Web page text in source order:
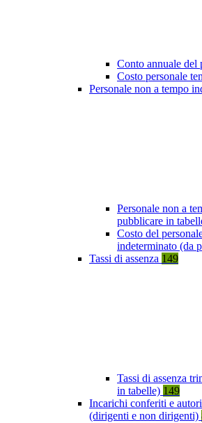
Conto annuale del
Costo personale
Personale non a tempo
Personale non a
pubblicare in
Costo del
indeterminato (da
Tassi di assenza 149
Tassi di assenza
in tabelle) 149
Incarichi conferiti e
(dirigenti e non dirigenti)